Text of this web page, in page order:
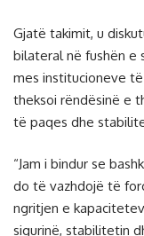
Gjatë takimit, u
bilateral në fushën e
mes institucioneve
theksoi rëndësinë e
të paqes dhe
“Jam i bindur se
do të vazhdojë të
ngritjen e
sigurinë, stabilitetin